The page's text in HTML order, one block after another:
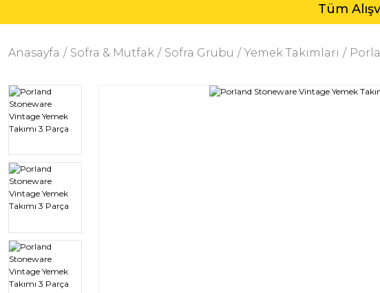
Tüm
Anasayfa Sofra & Mutfak Sofra Grubu Yemek Takımları